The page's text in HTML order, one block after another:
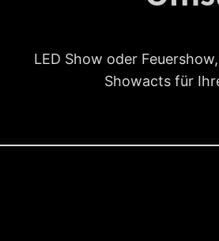
LED Show oder
Showacts für